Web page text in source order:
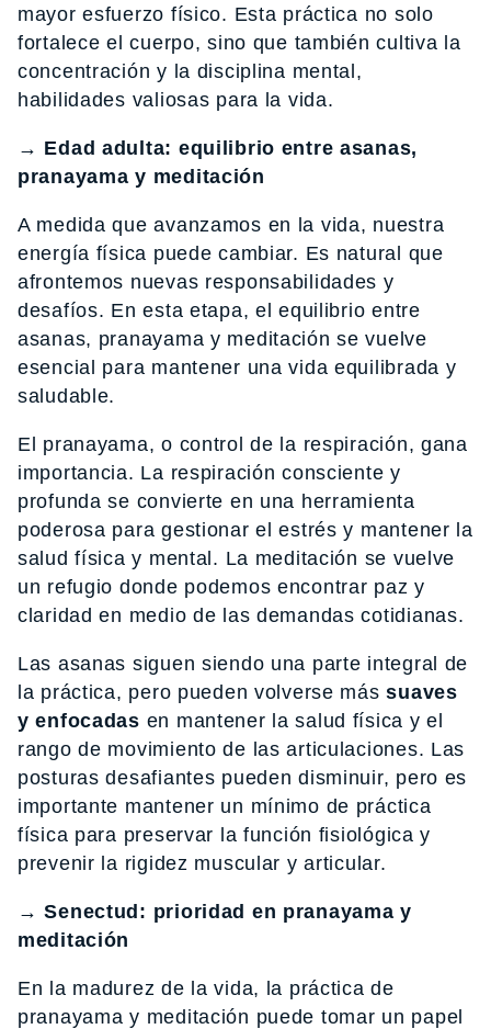
mayor esfuerzo físico. Esta práctica no solo
fortalece el cuerpo, sino que también cultiva la
concentración y la disciplina mental,
habilidades valiosas para la vida.
→ Edad adulta: equilibrio entre asanas,
pranayama y meditación
A medida que avanzamos en la vida, nuestra
energía física puede cambiar. Es natural que
afrontemos nuevas responsabilidades y
desafíos. En esta etapa, el equilibrio entre
asanas, pranayama y meditación se vuelve
esencial para mantener una vida equilibrada y
saludable.
El pranayama, o control de la respiración, gana
importancia. La respiración consciente y
profunda se convierte en una herramienta
poderosa para gestionar el estrés y mantener la
salud física y mental. La meditación se vuelve
un refugio donde podemos encontrar paz y
claridad en medio de las demandas cotidianas.
Las asanas siguen siendo una parte integral de
la práctica, pero pueden volverse mássuaves
y enfocadas en mantener la salud física y el
rango de movimiento de las articulaciones. Las
posturas desafiantes pueden disminuir, pero es
importante mantener un mínimo de práctica
física para preservar la función fisiológica y
prevenir la rigidez muscular y articular.
→Senectud: prioridad en pranayama y
meditación
En la madurez de la vida, la práctica de
pranayama y meditación puede tomar un papel